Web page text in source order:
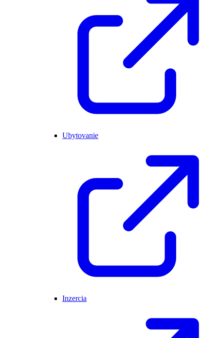
Ubytovanie
Inzercia